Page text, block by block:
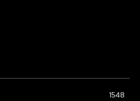
1548